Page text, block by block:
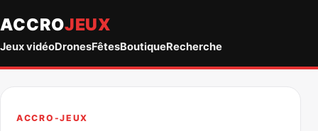
ACCROJEUX
Jeux vidéoDronesFêtesBoutiqueRecherche
ACCRO-JEUX